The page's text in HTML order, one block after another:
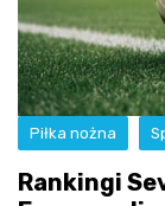
Piłka nożna
Rankingi